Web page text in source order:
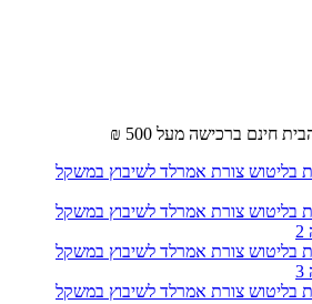
חינם ברכישה מעל 500 ₪